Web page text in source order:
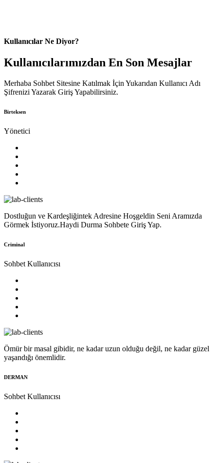
Kullanıcılar Ne Diyor?
Kullanıcılarımızdan En Son Mesajlar
Merhaba Sohbet Sitesine Katılmak İçin Yukarıdan Kullanıcı Adı
Şifrenizi Yazarak Giriş Yapabilirsiniz.
Birteksen
Yönetici
Dostluğun ve Kardeşliğintek Adresine Hoşgeldin Seni Aramızda
Görmek İstiyoruz.Haydi Durma Sohbete Giriş Yap.
Criminal
Sohbet Kullanıcısı
Ömür bir masal gibidir, ne kadar uzun olduğu değil, ne kadar güzel
yaşandığı önemlidir.
DERMAN
Sohbet Kullanıcısı